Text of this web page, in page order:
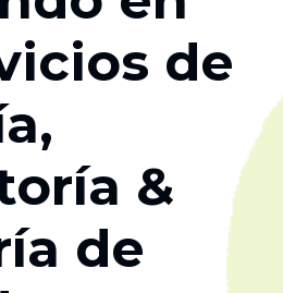
de
&
de